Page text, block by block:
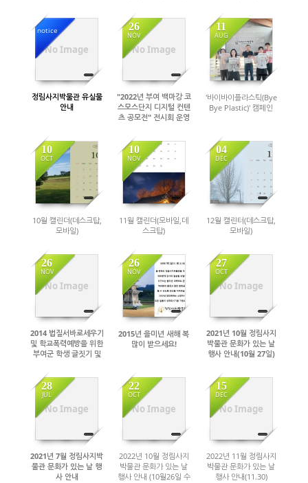
No Image
notice
정림사지박물관 유실물
안내
No Image
26
NOV
"2022년 부여 백마강 코
스모스단지 디지털 컨텐
츠 공모전" 전시회 운영
11
AUG
2951
'바이바이플라스틱(Bye
Bye Plastic)' 캠페인
10
OCT
2761
10월 캘린더(데스크탑,
모바일)
10
NOV
2977
11월 캘린더(모바일,데
스크탑)
04
DEC
12월 캘린터(데스크탑,
모바일)
No Image
26
NOV
2014 법질서바로세우기
및 학교폭력예방을 위한
부여군 학생 글짓기 및
26
NOV
2763
2015년 을미년 새해 복
많이 받으세요!
No Image
27
OCT
2021년 10월 정림사지
박물관 문화가 있는 날
행사 안내(10월 27일)
No Image
28
JUL
2021년 7월 정림사지박
물관 문화가 있는 날 행
사 안내
No Image
22
OCT
2022년 10월 정림사지
박물관 문화가 있는 날
행사 안내 (10월26일 수
No Image
15
DEC
2022년 11월 정림사지
박물관 문화가 있는 날
행사 안내(11.30)